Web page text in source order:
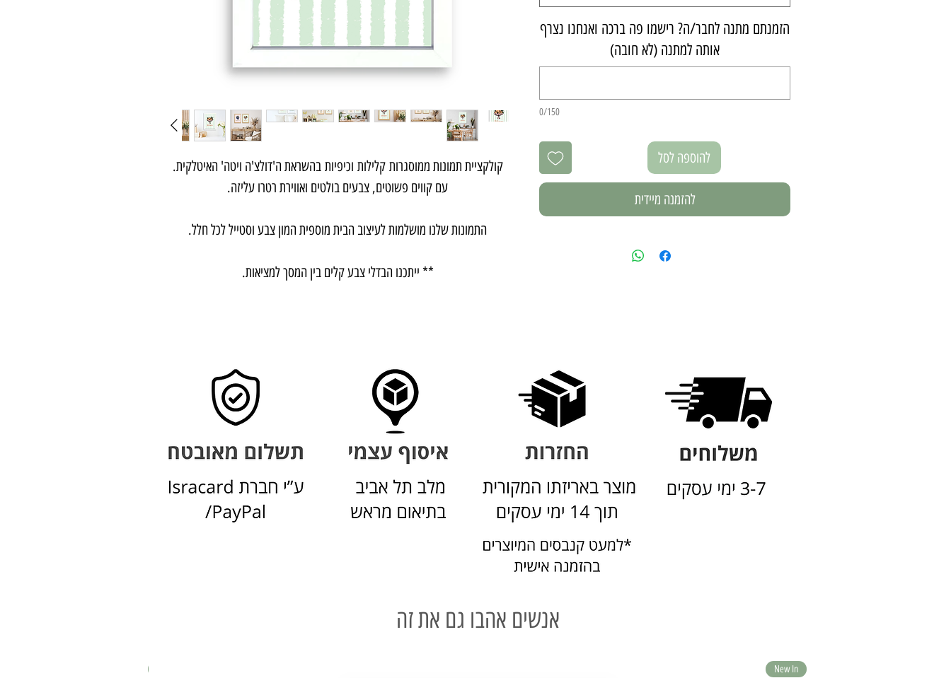
קולקציית תמונות ממוסגרות קלילות וכיפיות בהשראת ה'דולצ'ה ויטה' האיטלקית.
עם קווים פשוטים, צבעים בולטים ואווירת רטרו עליזה.
התמונות שלנו מושלמות לעיצוב הבית מוספית המון צבע וסטייל לכל חלל.
** ייתכנו הבדלי צבע קלים בין המסך למציאות.
הזמנתם מתנה לחבר/ה? רישמו פה ברכה ואנחנו נצרף
אותה למתנה (לא חובה)
0/150
להוספה לסל
להזמנה מיידית
אנשים אהבו גם את זה
New In